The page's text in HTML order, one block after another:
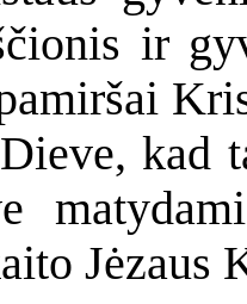
ir
kad
Jėzaus